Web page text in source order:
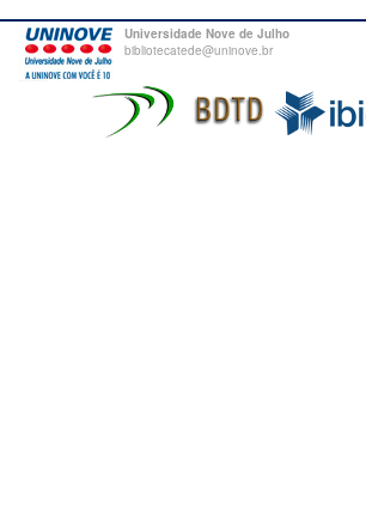
Universidade Nove de Julho
bibliotecatede@uninove.br